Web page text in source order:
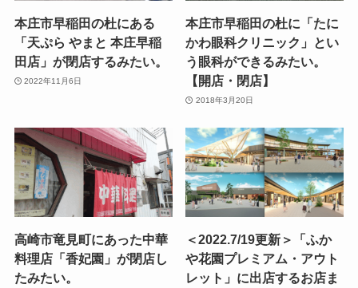
本庄市早稲田の杜にある
「天ぷら やまと 本庄早稲
田店」が閉店するみたい。
2022年11月6日
本庄市早稲田の杜に「たに
かわ眼科クリニック」とい
う眼科ができるみたい。
【開店・閉店】
2018年3月20日
高崎市竜見町にあった中華
料理店「香妃園」が閉店し
たみたい。
＜2022.7/19更新＞「ふか
や花園プレミアム・アウト
レット」に出店するお店ま